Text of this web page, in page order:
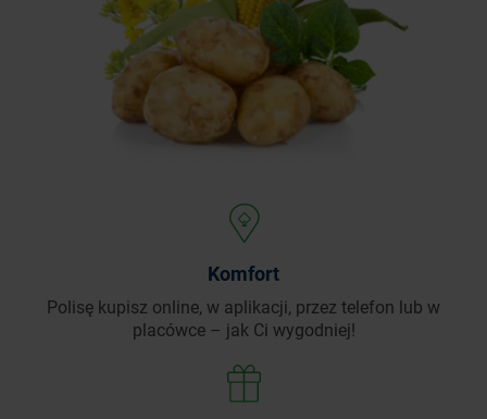
Komfort
Polisę kupisz online, w aplikacji, przez telefon lub w
placówce – jak Ci wygodniej!